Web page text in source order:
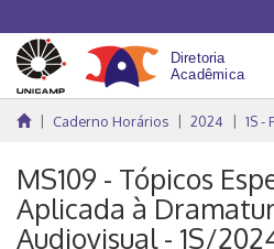
Caderno Horários 2024 1S -
MS109 - Tópicos
Aplicada à
Audiovisual - 1S/